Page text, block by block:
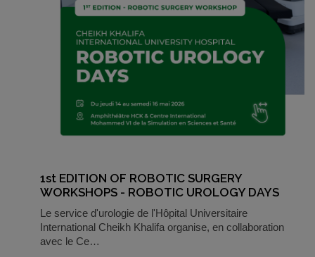
1st EDITION OF ROBOTIC SURGERY
WORKSHOPS - ROBOTIC UROLOGY DAYS
Le service d'urologie de l'Hôpital Universitaire
International Cheikh Khalifa organise, en collaboration
avec le Ce…